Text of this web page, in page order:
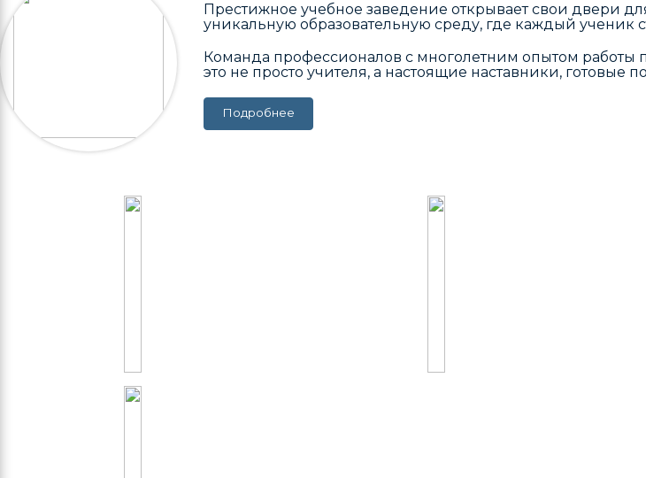
Престижное учебное заведение открывает свои двери
уникальную образовательную среду, где каждый ученик
Команда профессионалов с многолетним опытом работы
это не просто учителя, а настоящие наставники, готовые
Подробнее